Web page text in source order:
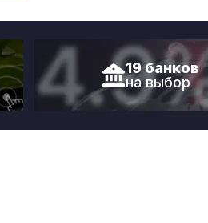
19 банков
на выбор